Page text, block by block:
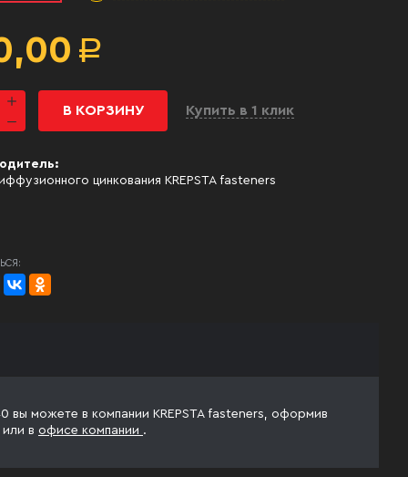
Р
В КОРЗИНУ Купить в 1 клик
цинкования KREPSTA fasteners
вы можете в компании KREPSTA fasteners, оформив
или в офисе компании .